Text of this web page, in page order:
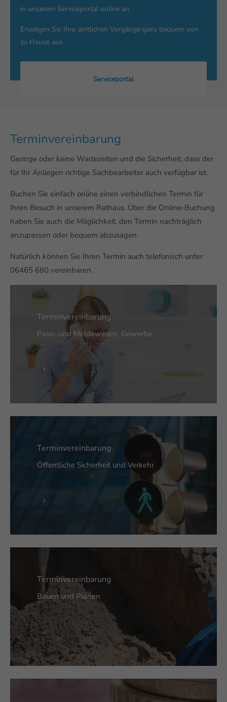
in unserem Serviceportal online an.
Erledigen Sie Ihre amtlichen Vorgänge ganz bequem von
zu Hause aus.
Serviceportal
Terminvereinbarung
Geringe oder keine Wartezeiten und die Sicherheit, dass der
für Ihr Anliegen richtige Sachbearbeiter auch verfügbar ist.
Buchen Sie einfach online einen verbindlichen Termin für
Ihren Besuch in unserem Rathaus. Über die Online-Buchung
haben Sie auch die Möglichkeit, den Termin nachträglich
anzupassen oder bequem abzusagen.
Natürlich können Sie Ihren Termin auch telefonisch unter
06465 680 vereinbaren.
Terminvereinbarung
Pass- und Meldewesen, Gewerbe
Terminvereinbarung
Öffentliche Sicherheit und Verkehr
Terminvereinbarung
Bauen und Planen